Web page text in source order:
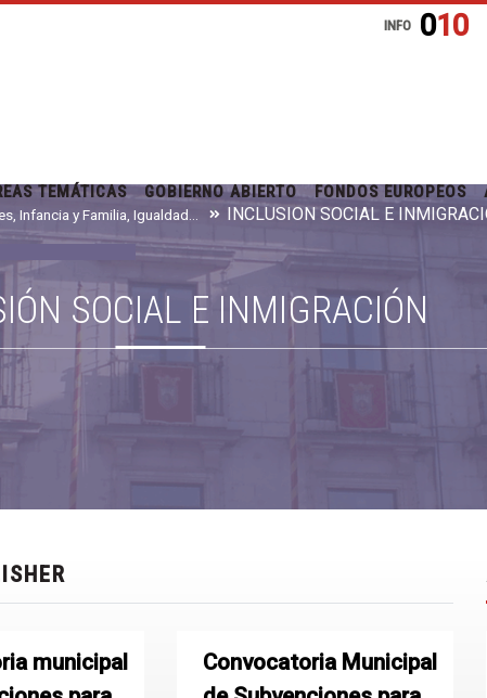
INFO 010
TEMÁTICAS GOBIERNO ABIERTO FONDOS EUROPEOS
INCLUSIÓN SOCIAL E
SOCIAL E INMIGRACIÓN
municipal
Convocatoria Municipal